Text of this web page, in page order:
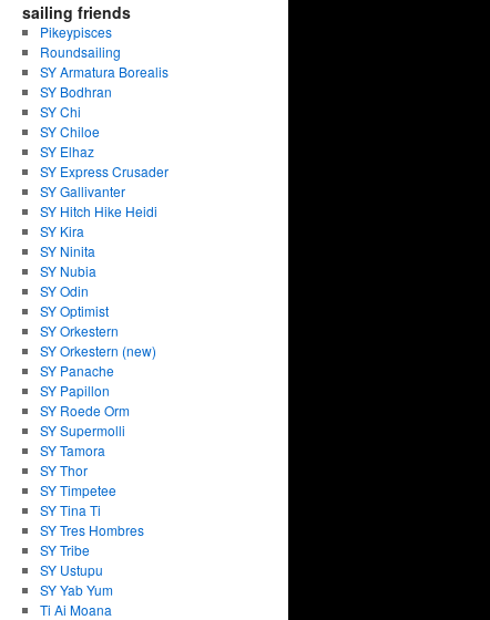
sailing friends
Pikeypisces
Roundsailing
SY Armatura Borealis
SY Bodhran
SY Chi
SY Chiloe
SY Elhaz
SY Express Crusader
SY Gallivanter
SY Hitch Hike Heidi
SY Kira
SY Ninita
SY Nubia
SY Odin
SY Optimist
SY Orkestern
SY Orkestern (new)
SY Panache
SY Papillon
SY Roede Orm
SY Supermolli
SY Tamora
SY Thor
SY Timpetee
SY Tina Ti
SY Tres Hombres
SY Tribe
SY Ustupu
SY Yab Yum
Ti Ai Moana